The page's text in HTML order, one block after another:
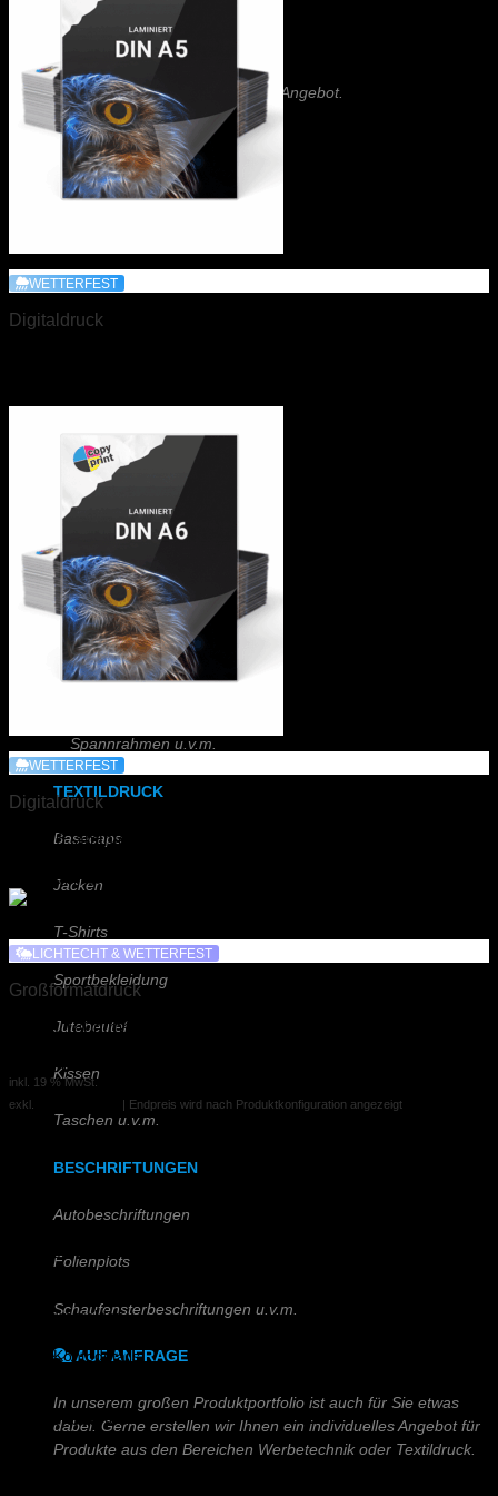
Nicht das Richtige gefunden?
Wir haben auch Holzstempel im Angebot.
Schreiben Sie uns!
Klebefolie
Kundenstopper
Roll-Up
Kapa (Leichtstoffplatte)
Schilder (Acrylglas)
Schilder (Aluminium)
Schieferplatte (Lasergraviert)
Spannrahmen u.v.m.
TEXTILDRUCK
Basecaps
Jacken
T-Shirts
Sportbekleidung
Jutebeutel
Kissen
Taschen u.v.m.
BESCHRIFTUNGEN
Autobeschriftungen
Folienplots
Schaufensterbeschriftungen u.v.m.
AUF ANFRAGE
In unserem großen Produktportfolio ist auch für Sie etwas
dabei. Gerne erstellen wir Ihnen ein individuelles Angebot für
Produkte aus den Bereichen Werbetechnik oder Textildruck.
WETTERFEST
Digitaldruck
WETTERFEST
Digitaldruck
DIN A6 laminiert
Preis auf Anfrage
LICHTECHT & WETTERFEST
Großformatdruck
Plakat 180g/m² Papier inkl. Laminat
25,00 €
inkl. 19 % MwSt.
exkl.
| Endpreis wird nach Produktkonfiguration angezeigt
Kundenkonto
Anmelden
Kontodetails
Kundenservice